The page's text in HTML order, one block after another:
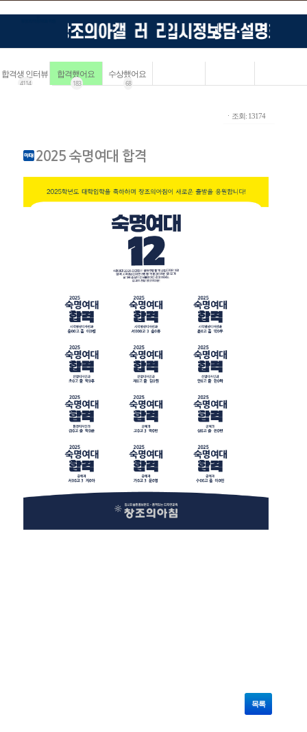
합격생 인터뷰
4114
합격했어요
183
수상했어요
68
ㆍ조회: 13174
2025 숙명여대 합격
목록